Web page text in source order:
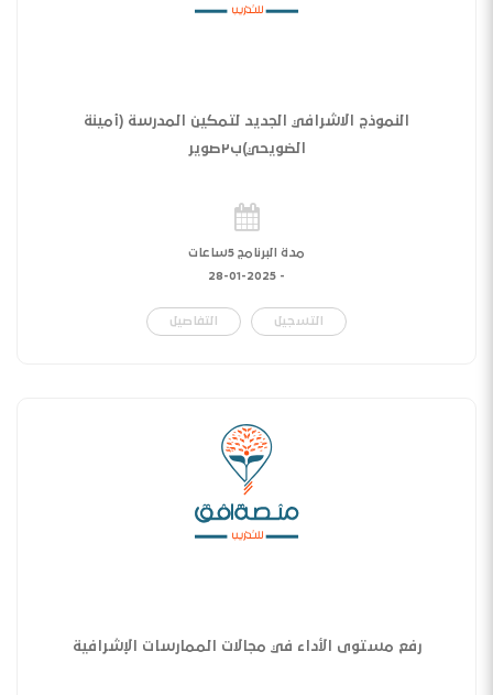
النموذج الاشرافي الجديد لتمكين المدرسة (أمينة
الضويحي)ب٢صوير
مدة البرنامج 5ساعات
-
28-01-2025
التسجيل التفاصيل
رفع مستوى الأداء في مجالات الممارسات الإشرافية